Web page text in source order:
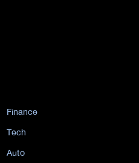
Finance
Tech
Auto